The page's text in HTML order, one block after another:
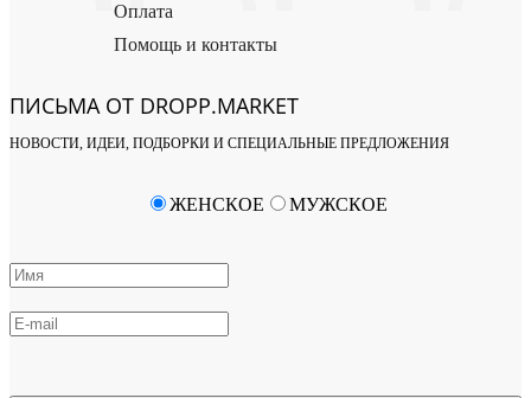
Оплата
Помощь и контакты
ПИСЬМА ОТ DROPP.MARKET
НОВОСТИ, ИДЕИ, ПОДБОРКИ И СПЕЦИАЛЬНЫЕ ПРЕДЛОЖЕНИЯ
ЖЕНСКОЕ МУЖСКОЕ